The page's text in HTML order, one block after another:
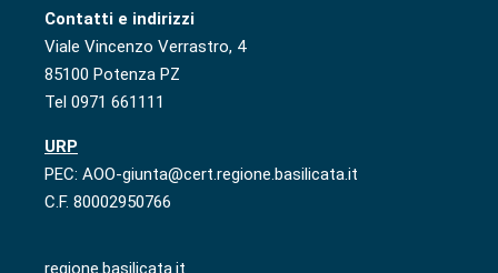
Contatti e indirizzi
Viale Vincenzo Verrastro, 4
85100 Potenza PZ
Tel 0971 661111
URP
PEC: AOO-giunta@cert.regione.basilicata.it
C.F. 80002950766
regione.basilicata.it